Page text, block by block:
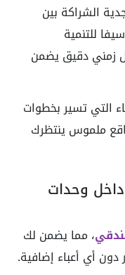
الشراكة بين
للتنمية
زمني دقيق يضمن
التي تسير بخطوات
ملموس ينتظرك
وحدات
، مما يضمن لك
دون أي أعباء إضافية.